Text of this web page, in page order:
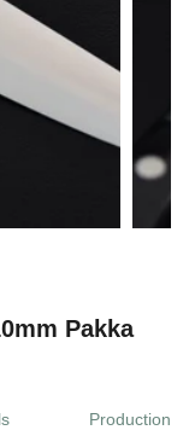
Pakka
Production